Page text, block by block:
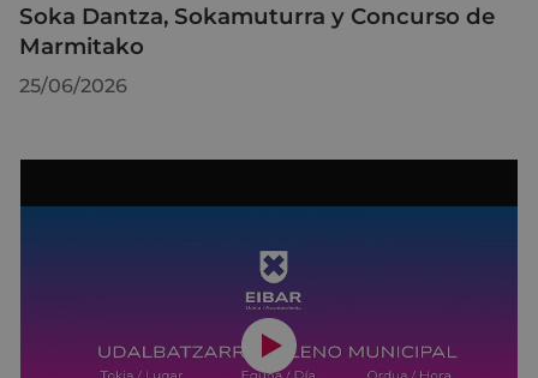
Soka Dantza, Sokamuturra y Concurso de
Marmitako
25/06/2026